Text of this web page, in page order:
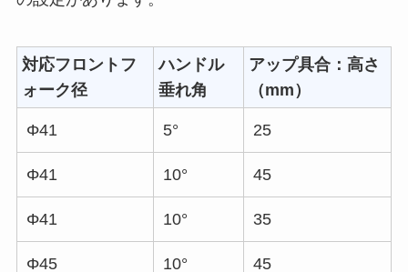
対応フロントフ
ォーク径
ハンドル
垂れ角
アップ具合：高さ
（mm）
Φ41 5° 25
Φ41 10° 45
Φ41 10° 35
Φ45 10° 45